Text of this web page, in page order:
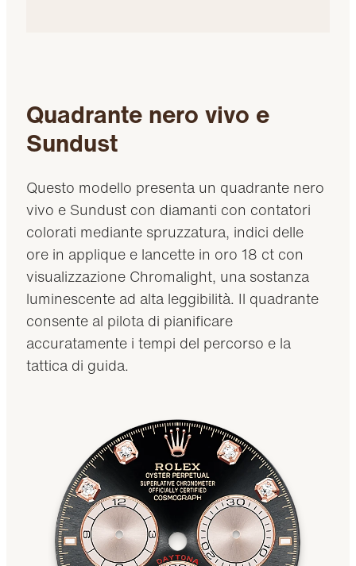
Quadrante nero vivo e
Sundust
Questo modello presenta un quadrante nero
vivo e Sundust con diamanti con contatori
colorati mediante spruzzatura, indici delle
ore in applique e lancette in oro 18 ct con
visualizzazione Chromalight, una sostanza
luminescente ad alta leggibilità. Il quadrante
consente al pilota di pianificare
accuratamente i tempi del percorso e la
tattica di guida.